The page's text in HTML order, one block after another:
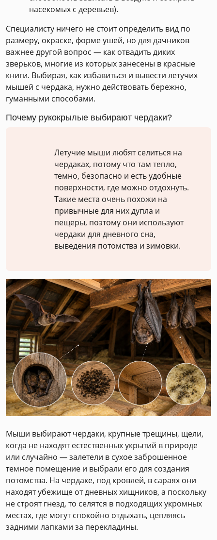
насекомых с деревьев).
Специалисту ничего не стоит определить вид по
размеру, окраске, форме ушей, но для дачников
важнее другой вопрос — как отвадить диких
зверьков, многие из которых занесены в красные
книги. Выбирая, как избавиться и вывести летучих
мышей с чердака, нужно действовать бережно,
гуманными способами.
Почему рукокрылые выбирают чердаки?
Летучие мыши любят селиться на
чердаках, потому что там тепло,
темно, безопасно и есть удобные
поверхности, где можно отдохнуть.
Такие места очень похожи на
привычные для них дупла и
пещеры, поэтому они используют
чердаки для дневного сна,
выведения потомства и зимовки.
Мыши выбирают чердаки, крупные трещины, щели,
когда не находят естественных укрытий в природе
или случайно — залетели в сухое заброшенное
темное помещение и выбрали его для создания
потомства. На чердаке, под кровлей, в сараях они
находят убежище от дневных хищников, а поскольку
не строят гнезд, то селятся в подходящих укромных
местах, где могут спокойно отдыхать, цепляясь
задними лапками за перекладины.